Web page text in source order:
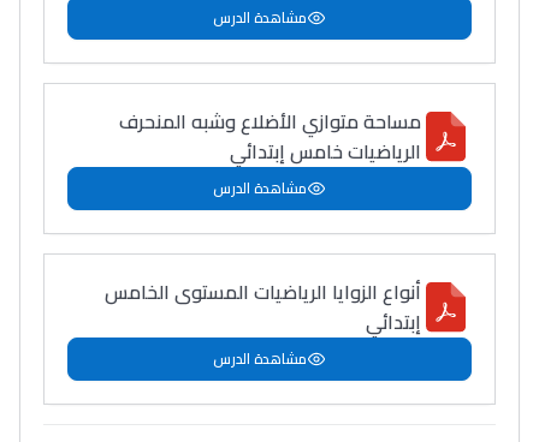
مشاهدة الدرس
مساحة متوازي الأضلاع وشبه المنحرف
الرياضيات خامس إبتدائي
مشاهدة الدرس
أنواع الزوايا الرياضيات المستوى الخامس
إبتدائي
مشاهدة الدرس